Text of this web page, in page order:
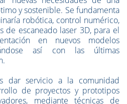
y sostenible. Se fundamenta
robótica, control numérico,
de escaneado laser 3D, para el
en nuevos modelos
así con las últimas
dar servicio a la comunidad
de proyectos y prototipos
mediante técnicas de